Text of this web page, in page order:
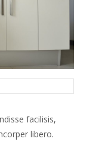
facilisis,
libero.